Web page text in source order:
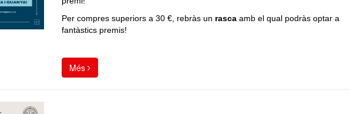
️Per compres superiors a 30 €, rebràs un rascaamb el qual podràs optar a
fantàstics premis!
Més